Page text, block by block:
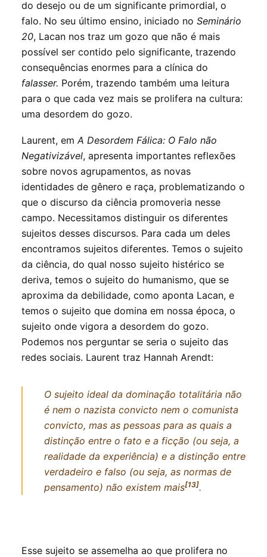
do desejo ou de um significante primordial, o
falo. No seu último ensino, iniciado no Seminário
20, Lacan nos traz um gozo que não é mais
possível ser contido pelo significante, trazendo
consequências enormes para a clínica do
falasser. Porém, trazendo também uma leitura
para o que cada vez mais se prolifera na cultura:
uma desordem do gozo.
Laurent, emA Desordem Fálica: O Falo não
Negativizável, apresenta importantes reflexões
sobre novos agrupamentos, as novas
identidades de gênero e raça, problematizando o
que o discurso da ciência promoveria nesse
campo. Necessitamos distinguir os diferentes
sujeitos desses discursos. Para cada um deles
encontramos sujeitos diferentes. Temos o sujeito
da ciência, do qual nosso sujeito histérico se
deriva, temos o sujeito do humanismo, que se
aproxima da debilidade, como aponta Lacan, e
temos o sujeito que domina em nossa época, o
sujeito onde vigora a desordem do gozo.
Podemos nos perguntar se seria o sujeito das
redes sociais. Laurent traz Hannah Arendt:
O sujeito ideal da dominação totalitária não
é nem o nazista convicto nem o comunista
convicto, mas as pessoas para as quais a
distinção entre o fato e a ficção (ou seja, a
realidade da experiência) e a distinção entre
verdadeiro e falso (ou seja, as normas de
pensamento) não existem mais[13].
Esse sujeito se assemelha ao que prolifera no